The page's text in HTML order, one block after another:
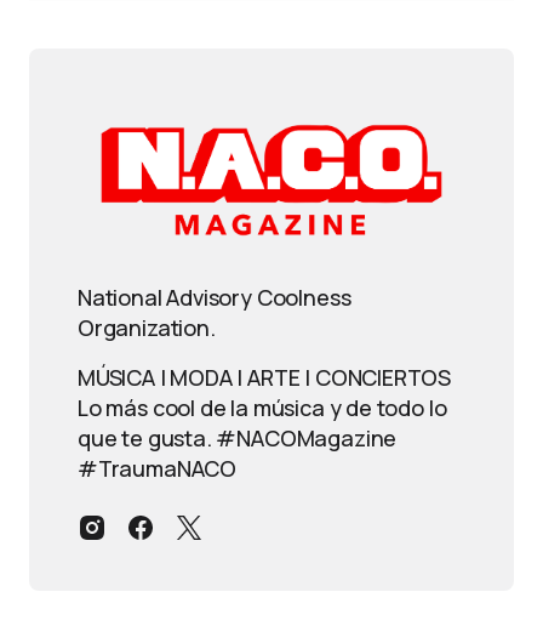
National Advisory Coolness
Organization.
MÚSICA | MODA | ARTE | CONCIERTOS
Lo más cool de la música y de todo lo
que te gusta. #NACOMagazine
#TraumaNACO